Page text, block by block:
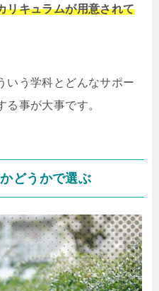
リキュラムが用意されて
いう学科とどんなサポー
る事が大事です。
どうかで選ぶ